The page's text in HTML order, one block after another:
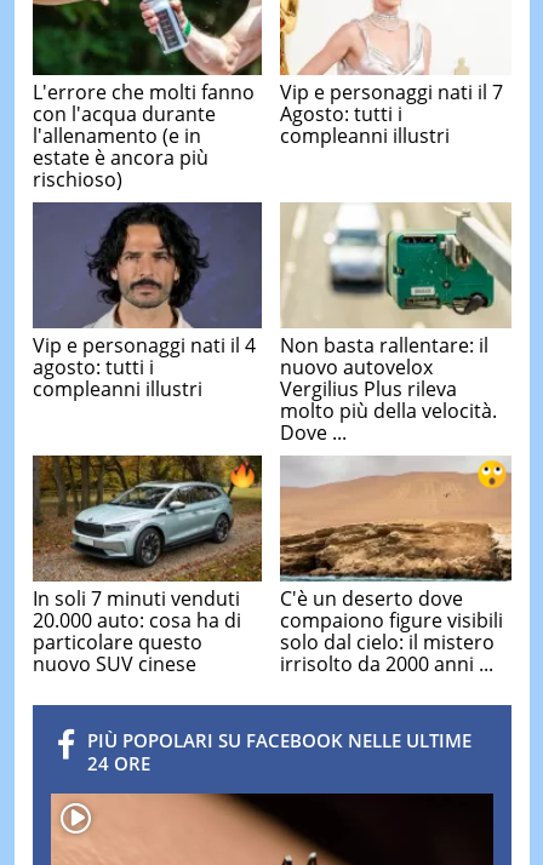
L'errore che molti fanno
con l'acqua durante
l'allenamento (e in
estate è ancora più
rischioso)
Vip e personaggi nati il 7
Agosto: tutti i
compleanni illustri
Vip e personaggi nati il 4
agosto: tutti i
compleanni illustri
Non basta rallentare: il
nuovo autovelox
Vergilius Plus rileva
molto più della velocità.
Dove ...
In soli 7 minuti venduti
20.000 auto: cosa ha di
particolare questo
nuovo SUV cinese
C'è un deserto dove
compaiono figure visibili
solo dal cielo: il mistero
irrisolto da 2000 anni ...
PIÙ POPOLARI SU FACEBOOK NELLE ULTIME
24 ORE